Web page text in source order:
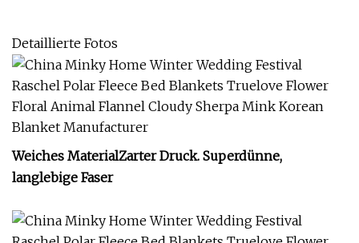
Detaillierte Fotos
Weiches MaterialZarter Druck. Superdünne,
langlebige Faser